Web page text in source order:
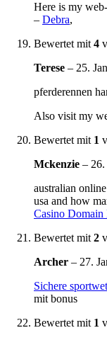
Here is my
– Debra,
Bewertet mit4
Terese – 25.
pferderennen
Also visit my
Bewertet mit 1
Mckenzie – 26.
australian
usa and how
Casino Domain
Bewertet mit2
Archer – 27.
Sichere
mit bonus
Bewertet mit 1